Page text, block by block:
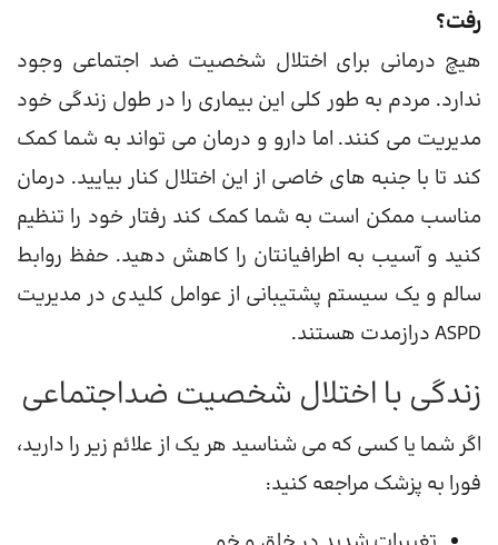
رفت؟
هیچ درمانی برای اختلال شخصیت ضد اجتماعی وجود
ندارد. مردم به طور کلی این بیماری را در طول زندگی خود
مدیریت می کنند. اما دارو و درمان می تواند به شما کمک
کند تا با جنبه های خاصی از این اختلال کنار بیایید. درمان
مناسب ممکن است به شما کمک کند رفتار خود را تنظیم
کنید و آسیب به اطرافیانتان را کاهش دهید. حفظ روابط
سالم و یک سیستم پشتیبانی از عوامل کلیدی در مدیریت
ASPD درازمدت هستند.
زندگی با اختلال شخصیت ضداجتماعی
اگر شما یا کسی که می شناسید هر یک از علائم زیر را دارید،
فورا به پزشک مراجعه کنید: